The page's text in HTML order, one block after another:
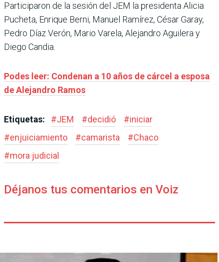
Participaron de la sesión del JEM la presidenta Alicia
Pucheta, Enrique Berni, Manuel Ramírez, César Garay,
Pedro Díaz Verón, Mario Varela, Alejandro Aguilera y
Diego Candia.
Podes leer: Condenan a 10 años de cárcel a esposa
de Alejandro Ramos
Etiquetas: #JEM #decidió #iniciar
#enjuiciamiento #camarista #Chaco
#mora judicial
Déjanos tus comentarios en Voiz